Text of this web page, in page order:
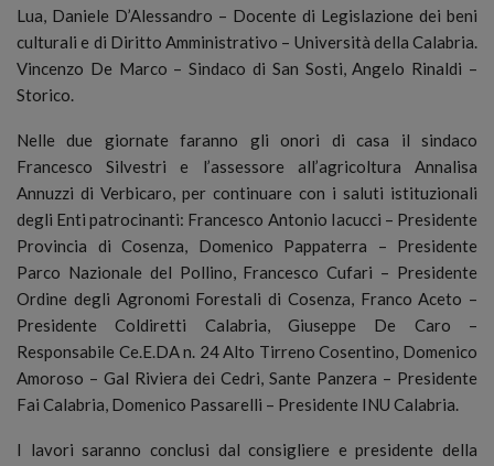
Lua, Daniele D’Alessandro – Docente di Legislazione dei beni
culturali e di Diritto Amministrativo – Università della Calabria.
Vincenzo De Marco – Sindaco di San Sosti, Angelo Rinaldi –
Storico.
Nelle due giornate faranno gli onori di casa il sindaco
Francesco Silvestri e l’assessore all’agricoltura Annalisa
Annuzzi di Verbicaro, per continuare con i saluti istituzionali
degli Enti patrocinanti: Francesco Antonio Iacucci – Presidente
Provincia di Cosenza, Domenico Pappaterra – Presidente
Parco Nazionale del Pollino, Francesco Cufari – Presidente
Ordine degli Agronomi Forestali di Cosenza, Franco Aceto –
Presidente Coldiretti Calabria, Giuseppe De Caro –
Responsabile Ce.E.DA n. 24 Alto Tirreno Cosentino, Domenico
Amoroso – Gal Riviera dei Cedri, Sante Panzera – Presidente
Fai Calabria, Domenico Passarelli – Presidente INU Calabria.
I lavori saranno conclusi dal consigliere e presidente della